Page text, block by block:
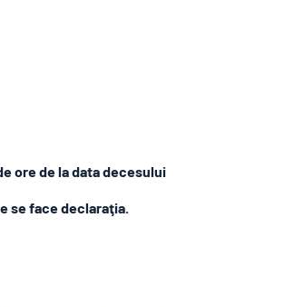
ore de la data decesului
se face declaraţia.